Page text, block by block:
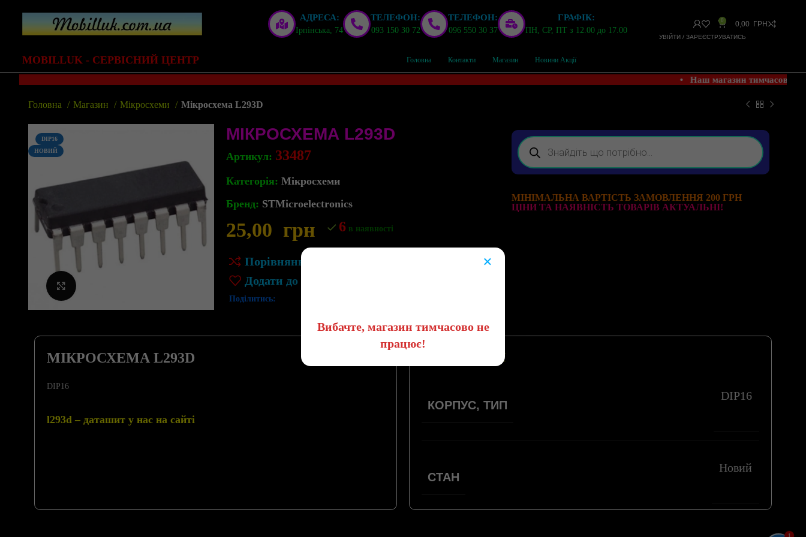
АДРЕСА:
Ірпінська, 74
ТЕЛЕФОН:
093 150 30 72
ТЕЛЕФОН:
096 550 30 37
ГРАФІК:
ПН, СР, ПТ з 12.00 до 17.00
УВІЙТИ / ЗАРЕЄСТРУВАТИСЬ
0 0,00 ГРН
MOBILLUK - СЕРВІСНИЙ ЦЕНТР Головна Контакти Магазин Новини Акції
• Наш магазин тимчасово
Головна Магазин Мікросхеми Мікросхема L293D
DIP16
НОВИЙ
МІКРОСХЕМА L293D
Артикул: 33487
Категорія: Мікросхеми
Бренд: STMicroelectronics
25,00 грн 6 в наявності
Порівняння
Додати до списку бажань
Поділитись:
МІНІМАЛЬНА ВАРТІСТЬ ЗАМОВЛЕННЯ 200 ГРН
ЦІНИ ТА НАЯВНІСТЬ ТОВАРІВ АКТУАЛЬНІ!
МІКРОСХЕМА L293D
DIP16
l293d – даташит у нас на сайті
ПАРАМЕТРИ
КОРПУС, ТИП
DIP16
СТАН
Новий
×
Вибачте, магазин тимчасово не
працює!
1